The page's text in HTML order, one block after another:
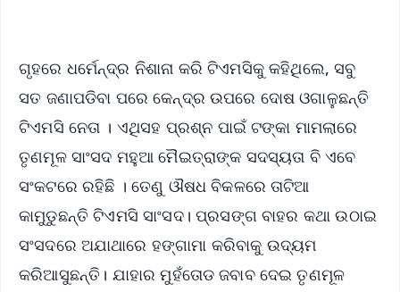
ଗୃହରେ ଧର୍ମେନ୍ଦ୍ର ନିଶାନା କରି ଟିଏମସିକୁ କହିଥିଲେ, ସବୁ
ସତ ଜଣାପଡିବା ପରେ କେନ୍ଦ୍ର ଉପରେ ଦୋଷ ଓଗାଳୁଛନ୍ତି
ଟିଏମସି ନେତା । ଏଥିସହ ପ୍ରଶ୍ନ ପାଇଁ ଟଙ୍କା ମାମଲାରେ
ତୃଣମୂଳ ସାଂସଦ ମହୁଆ ମୈଇତ୍ରାଙ୍କ ସଦସ୍ୟତା ବି ଏବେ
ସଂକଟରେ ରହିଛି । ତେଣୁ ଔଷଧ ବିକଳରେ ତାଟିଆ
କାମୁଡୁଛନ୍ତି ଟିଏମସି ସାଂସଦ। ପ୍ରସଙ୍ଗ ବାହର କଥା ଉଠାଇ
ସଂସଦରେ ଅଯାଥାରେ ହଙ୍ଗାମା କରିବାକୁ ଉଦ୍ୟମ
କରିଆସୁଛନ୍ତି। ଯାହାର ମୁହଁତୋଡ ଜବାବ ଦେଇ ତୃଣମୂଳ